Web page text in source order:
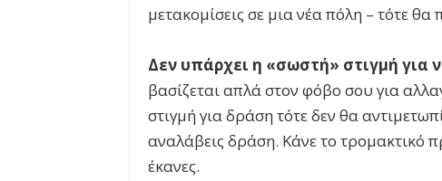
μετακομίσεις σε μια νέα πόλη – τότε θα
Δεν υπάρχει η «σωστή» στιγμή για
βασίζεται απλά στον φόβο σου για
στιγμή για δράση τότε δεν θα
αναλάβεις δράση. Κάνε το τρομακτικό
έκανες.